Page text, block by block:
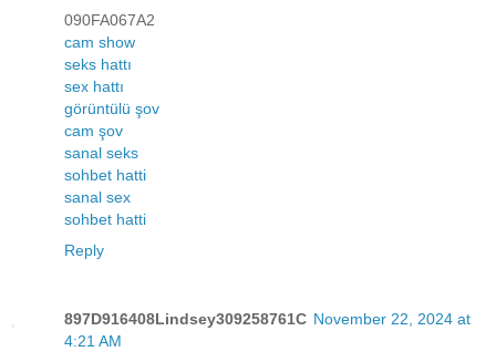
090FA067A2
cam show
seks hattı
sex hattı
görüntülü şov
cam şov
sanal seks
sohbet hatti
sanal sex
sohbet hatti
Reply
897D916408Lindsey309258761C November 22, 2024 at
4:21 AM